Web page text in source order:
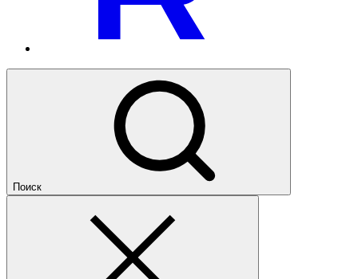
Поиск